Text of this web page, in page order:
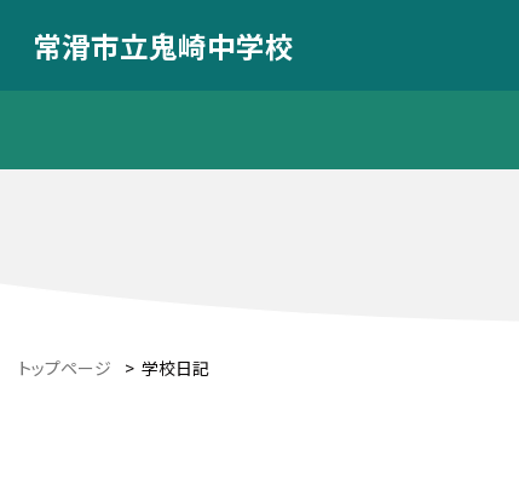
常滑市立鬼崎中学校
トップページ > 学校日記